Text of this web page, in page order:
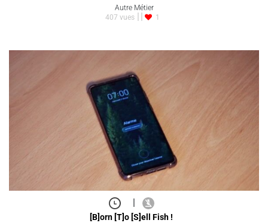
Autre Métier
407 vues
1
[B]orn [T]o [S]ell Fish !